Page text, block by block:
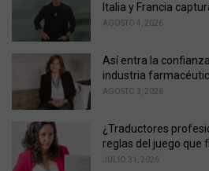
Italia y Francia
AGOSTO 4, 2026
Así entra la
industria
AGOSTO 3, 2026
¿Traductores
reglas del juego que
JULIO 31, 2026